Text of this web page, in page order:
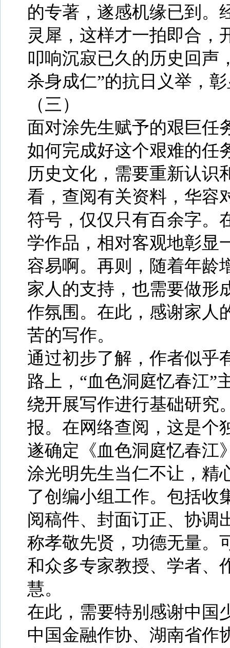
的专著，遂感机缘已到。
灵犀，这样才一拍即合
叩响沉寂已久的历史回声
杀身成仁”的抗日义举，
（三）
面对涂先生赋予的艰巨任
如何完成好这个艰难的任
历史文化，需要重新认识
看，查阅有关资料，华容
符号，仅仅只有百余字。
学作品，相对客观地彰显
容易啊。再则，随着年龄
家人的支持，也需要做形
作氛围。在此，感谢家人
苦的写作。
通过初步了解，作者似乎
路上，“血色洞庭忆春江”
绕开展写作进行基础研究
报。在网络查阅，这是个
遂确定《血色洞庭忆春江
涂光明先生当仁不让，精
了创编小组工作。包括收
阅稿件、封面订正、协调
称孝敬先贤，功德无量。
和众多专家教授、学者、
慧。
在此，需要特别感谢中国
中国金融作协、湖南省作